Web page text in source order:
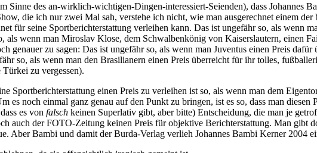
Sinne des an-wirklich-wichtigen-Dingen-interessiert-Seienden), dass Johannes
die ich nur zwei Mal sah, verstehe ich nicht, wie man ausgerechnet einem
für seine Sportberichterstattung verleihen kann. Das ist ungefähr so, als wenn
als wenn man Miroslav Klose, dem Schwalbenkönig von Kaiserslautern, einen
genauer zu sagen: Das ist ungefähr so, als wenn man Juventus einen Preis dafür
so, als wenn man den Brasilianern einen Preis überreicht für ihr tolles,
zu vergessen).
Sportberichterstattung einen Preis zu verleihen ist so, als wenn man dem
es noch einmal ganz genau auf den Punkt zu bringen, ist es so, dass man diesen
es von falsch keinen Superlativ gibt, aber bitte) Entscheidung, die man je
auch der FOTO-Zeitung keinen Preis für objektive Berichterstattung. Man gibt
Aber Bambi und damit der Burda-Verlag verlieh Johannes Bambi Kerner 2004